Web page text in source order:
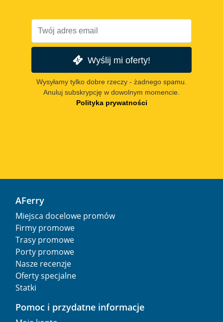
Wyślij mi oferty!
Wysyłamy tylko dobre rzeczy - żadnego spamu.
Anuluj subskrypcję w dowolnym momencie.
Polityka prywatności
AFerry
Miejsca docelowe promów
Firmy promowe
Trasy promowe
Porty promowe
Nasze recenzje
Oferty specjalne
Statki
Pomoc i przydatne informacje